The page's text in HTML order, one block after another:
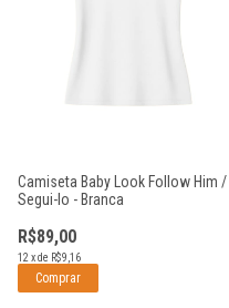
Camiseta Baby Look Follow Him /
Segui-lo - Branca
R$89,00
12xde R$9,16
Comprar